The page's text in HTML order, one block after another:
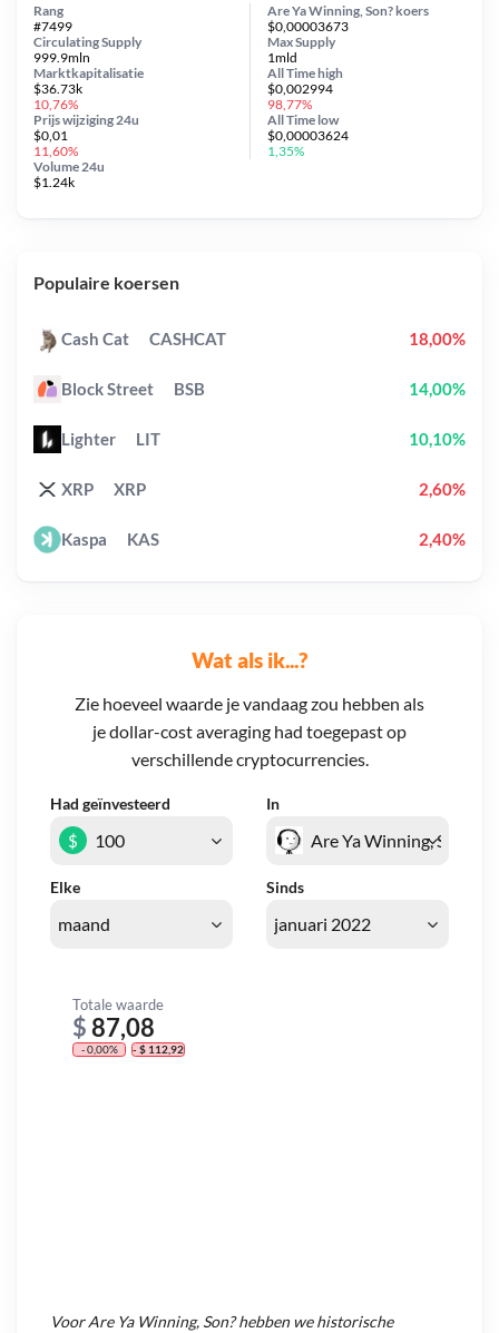
Wat als ik...?
Zie hoeveel waarde je vandaag zou hebben als
je dollar-cost averaging had toegepast op
verschillende cryptocurrencies.
Had geïnvesteerd In
Elke Sinds
$
Totale waarde
$ 87,08
- 0,00% - $ 112,92
VoorAre Ya Winning, Son?hebben we historische
Are Ya Winning, Son? koers
$0,00003673
Circulating Supply
999.9mln
Prijs wijziging 24u
$0,01
11,60%
Max Supply
1mld
Marktkapitalisatie
$36.73k
10,76%
Volume 24u
$1.24k
Rang
#7499
All Timehigh
$0,002994
98,77%
All Time low
$0,00003624
1,35%
Populaire koersen
Cash Cat CASHCAT 18,00%
Block Street BSB 14,00%
Lighter LIT 10,10%
XRP XRP 2,60%
Kaspa KAS 2,40%